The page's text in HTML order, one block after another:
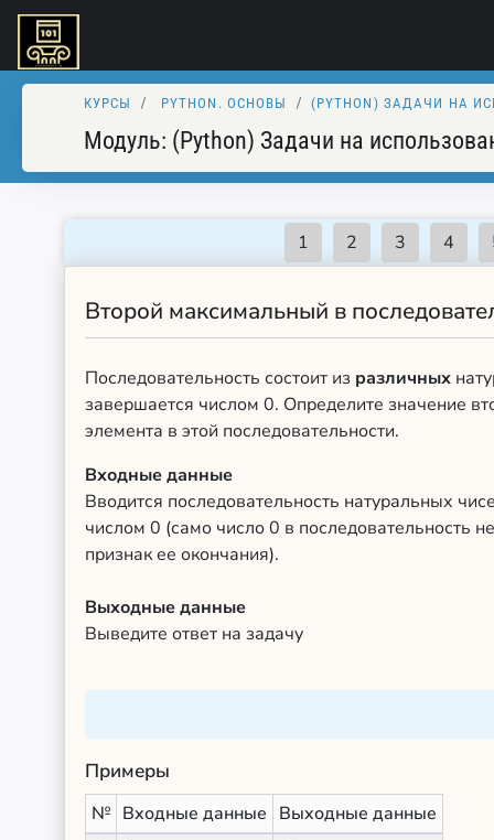
КУРСЫ PYTHON. ОСНОВЫ (PYTHON) ЗАДАЧИ НА
Модуль: (Python) Задачи на
Второй максимальный в
Последовательность состоит из различных
завершается числом 0. Определите значение
элемента в этой последовательности.
Входные данные
Вводится последовательность натуральных
числом 0 (само число 0 в последовательность
признак ее окончания).
Выходные данные
Выведите ответ на задачу
Примеры
№ Входные данные Выходные данные